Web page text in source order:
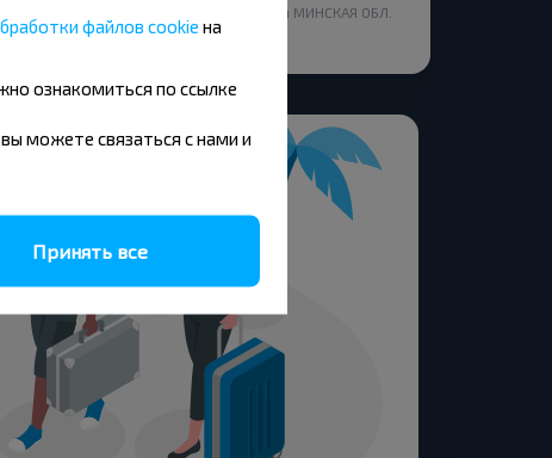
с/с Мядельский р-н МИНСКАЯ ОБЛ.
Беларусь
файлов cookie на
ознакомиться по ссылке
вы можете связаться с нами и
Принять все